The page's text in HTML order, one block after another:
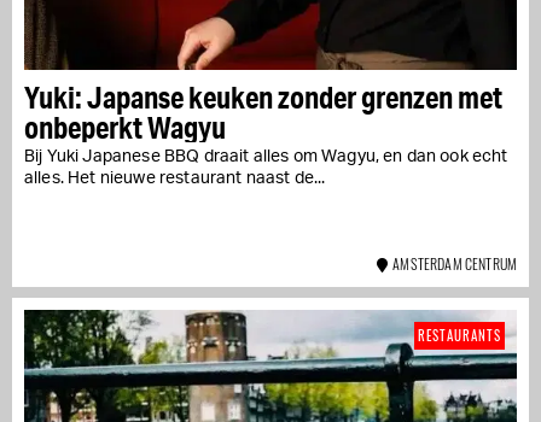
Yuki: Japanse keuken zonder grenzen met
onbeperkt Wagyu
Bij Yuki Japanese BBQ draait alles om Wagyu, en dan ook echt
alles. Het nieuwe restaurant naast de...
AMSTERDAM CENTRUM
RESTAURANTS